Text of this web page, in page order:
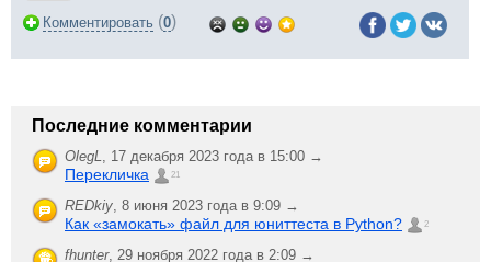
Комментировать (0)
Последние комментарии
OlegL, 17 декабря 2023 года в 15:00 →
Перекличка 21
REDkiy, 8 июня 2023 года в 9:09 →
Как «замокать» файл для юниттеста в Python? 2
fhunter, 29 ноября 2022 года в 2:09 →